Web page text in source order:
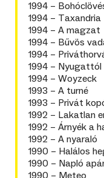
1994 –
1994 – Taxandria
1994 – A magzat
1994 – Bűvös
1994 –
1994 –
1994 – Woyzeck
1993 – A turné
1993 – Privát
1992 – Lakatlan
1992 – Árnyék a
1992 – A nyaraló
1990 – Halálos
1990 – Napló
1990 – Meteo